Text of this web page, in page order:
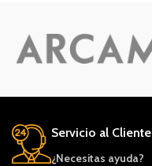
Servicio al Cliente
¿Necesitas ayuda?